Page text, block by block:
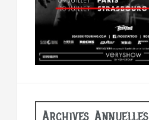
Archives Annuelles